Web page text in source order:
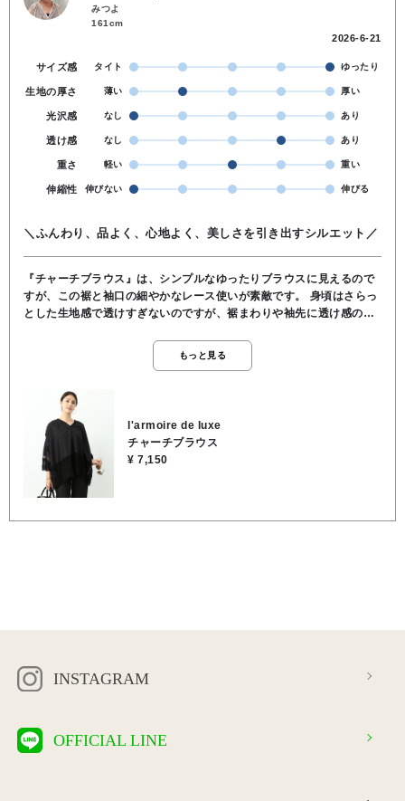
みつよ
161cm
2026-6-21
サイズ感 タイト ゆったり
生地の厚さ 薄い 厚い
光沢感 なし あり
透け感 なし あり
重さ 軽い 重い
伸縮性 伸びない 伸びる
＼ふんわり、品よく、心地よく、美しさを引き出すシルエット／
『チャーチブラウス』は、シンプルなゆったりブラウスに見えるので
すが、この裾と袖口の細やかなレース使いが素敵です。 身頃はさらっ
とした生地感で透けすぎないのですが、裾まわりや袖先に透け感のあ
ず、夏場でも肌に張り付かずに涼しく着ていただけます。 贅沢にあし
元を華奢に見せてくれる袖口のシアーレースが、コーディネートに上
品な華やかな印象になります。 首元は少しギャザーを寄せたVライン
のカッティングになっており、デコルテをすっきりと見せ、お顔まわ
りを明るい印象に… ゆったりとしたオーバーサイズシルエットで、お
しゃれに体型カバーが叶うのも嬉しいポイント。気になるお腹まわり
や二の腕を優しく包み込みます。 ★着丈 69cm ★肩幅 55cm ★身幅
81cm ★袖丈 38cm ●手洗い可能 ●表地／綿100％, ●別布／ナイロ
ン100％
もっと見る
l'armoire de luxe
チャーチブラウス
¥ 7,150
INSTAGRAM
OFFICIAL LINE